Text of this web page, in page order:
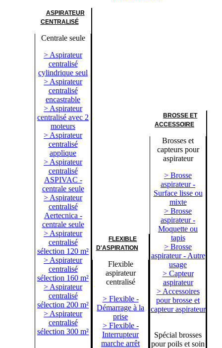
ASPIRATEUR
CENTRALISÉ
Centrale seule
> Aspirateur
centralisé
cylindrique seul
> Aspirateur
centralisé
encastrable
> Aspirateur
centralisé avec 2
moteurs
> Aspirateur
centralisé
applique
> Aspirateur
centralisé
ASPIVAC -
centrale seule
> Aspirateur
centralisé
Aertecnica -
centrale seule
> Aspirateur
centralisé
sélection 120 m²
> Aspirateur
centralisé
sélection 160 m²
> Aspirateur
centralisé
sélection 200 m²
> Aspirateur
centralisé
sélection 300 m²
FLEXIBLE
D'ASPIRATION
Flexible
aspirateur
centralisé
> Flexible -
Démarrage à la
prise
> Flexible -
Interrupteur
marche arrêt
BROSSE ET
ACCESSOIRE
Brosses et
capteurs pour
aspirateur
> Brosse
aspirateur -
Surface lisse ou
mixte
> Brosse
aspirateur -
Moquette ou
tapis
> Brosse
aspirateur - Autre
usage
> Capteur
aspirateur
> Accessoires
pour brosse et
capteur aspirateur
Spécial brosses
pour poils et soin